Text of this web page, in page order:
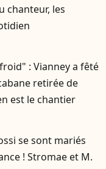
chanteur, les
froid" : Vianney a fêté
retirée de
est le chantier
se sont mariés
! Stromae et M.